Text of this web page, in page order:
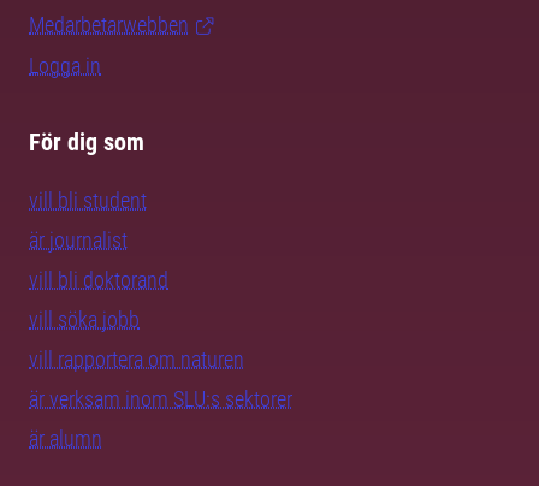
Medarbetarwebben
Logga in
För dig som
vill bli student
är journalist
vill bli doktorand
vill söka jobb
vill rapportera om naturen
är verksam inom SLU:s sektorer
är alumn